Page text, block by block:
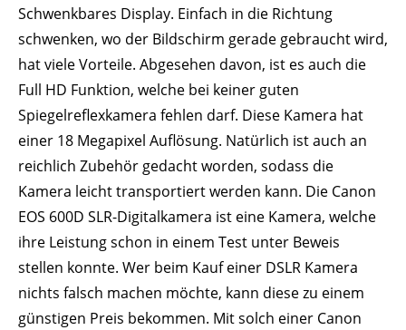
Schwenkbares Display. Einfach in die Richtung
schwenken, wo der Bildschirm gerade gebraucht wird,
hat viele Vorteile. Abgesehen davon, ist es auch die
Full HD Funktion, welche bei keiner guten
Spiegelreflexkamera fehlen darf. Diese Kamera hat
einer 18 Megapixel Auflösung. Natürlich ist auch an
reichlich Zubehör gedacht worden, sodass die
Kamera leicht transportiert werden kann. Die Canon
EOS 600D SLR-Digitalkamera ist eine Kamera, welche
ihre Leistung schon in einem Test unter Beweis
stellen konnte. Wer beim Kauf einer DSLR Kamera
nichts falsch machen möchte, kann diese zu einem
günstigen Preis bekommen. Mit solch einer Canon